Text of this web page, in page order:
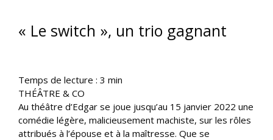
« Le switch », un trio gagnant
Temps de lecture : 3 min
THÉÂTRE & CO
Au théâtre d’Edgar se joue jusqu’au 15 janvier 2022 une
comédie légère, malicieusement machiste, sur les rôles
attribués à l’épouse et à la maîtresse. Que se